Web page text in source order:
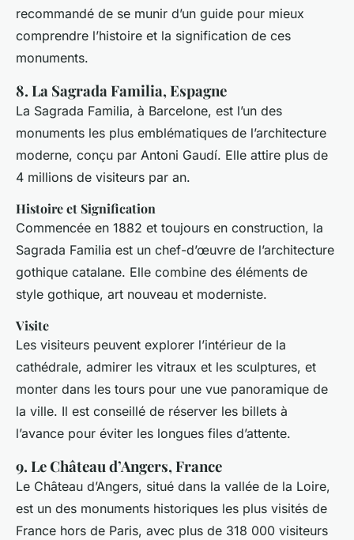
recommandé de se munir d’un guide pour mieux
comprendre l’histoire et la signification de ces
monuments.
8. La Sagrada Familia, Espagne
La Sagrada Familia, à Barcelone, est l’un des
monuments les plus emblématiques de l’architecture
moderne, conçu par Antoni Gaudí. Elle attire plus de
4 millions de visiteurs par an.
Histoire et Signification
Commencée en 1882 et toujours en construction, la
Sagrada Familia est un chef-d’œuvre de l’architecture
gothique catalane. Elle combine des éléments de
style gothique, art nouveau et moderniste.
Visite
Les visiteurs peuvent explorer l’intérieur de la
cathédrale, admirer les vitraux et les sculptures, et
monter dans les tours pour une vue panoramique de
la ville. Il est conseillé de réserver les billets à
l’avance pour éviter les longues files d’attente.
9. Le Château d’Angers, France
Le Château d’Angers, situé dans la vallée de la Loire,
est un des monuments historiques les plus visités de
France hors de Paris, avec plus de 318 000 visiteurs